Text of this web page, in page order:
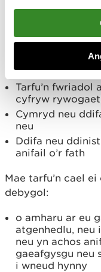
Mae’r
canlynol yn
gwyllt sy’n
Ewrop
Tarfu’n fwriadol
cyfryw
Cymryd neu
neu
Ddifa neu
anifail o’r fath
Mae tarfu’n cael
debygol:
o amharu ar eu
atgenhedlu, neu
neu yn achos
gaeafgysgu neu
i wneud hynny